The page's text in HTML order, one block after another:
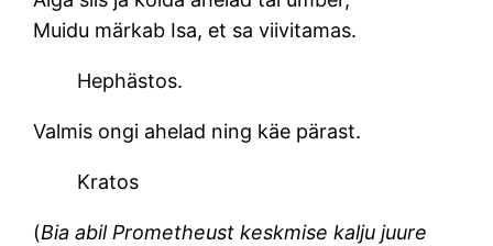
Muidu märkab Isa, et sa viivitamas.
Hephästos.
Valmis ongi ahelad ning käe pärast.
Kratos
(Bia abil Prometheust keskmise kalju juure